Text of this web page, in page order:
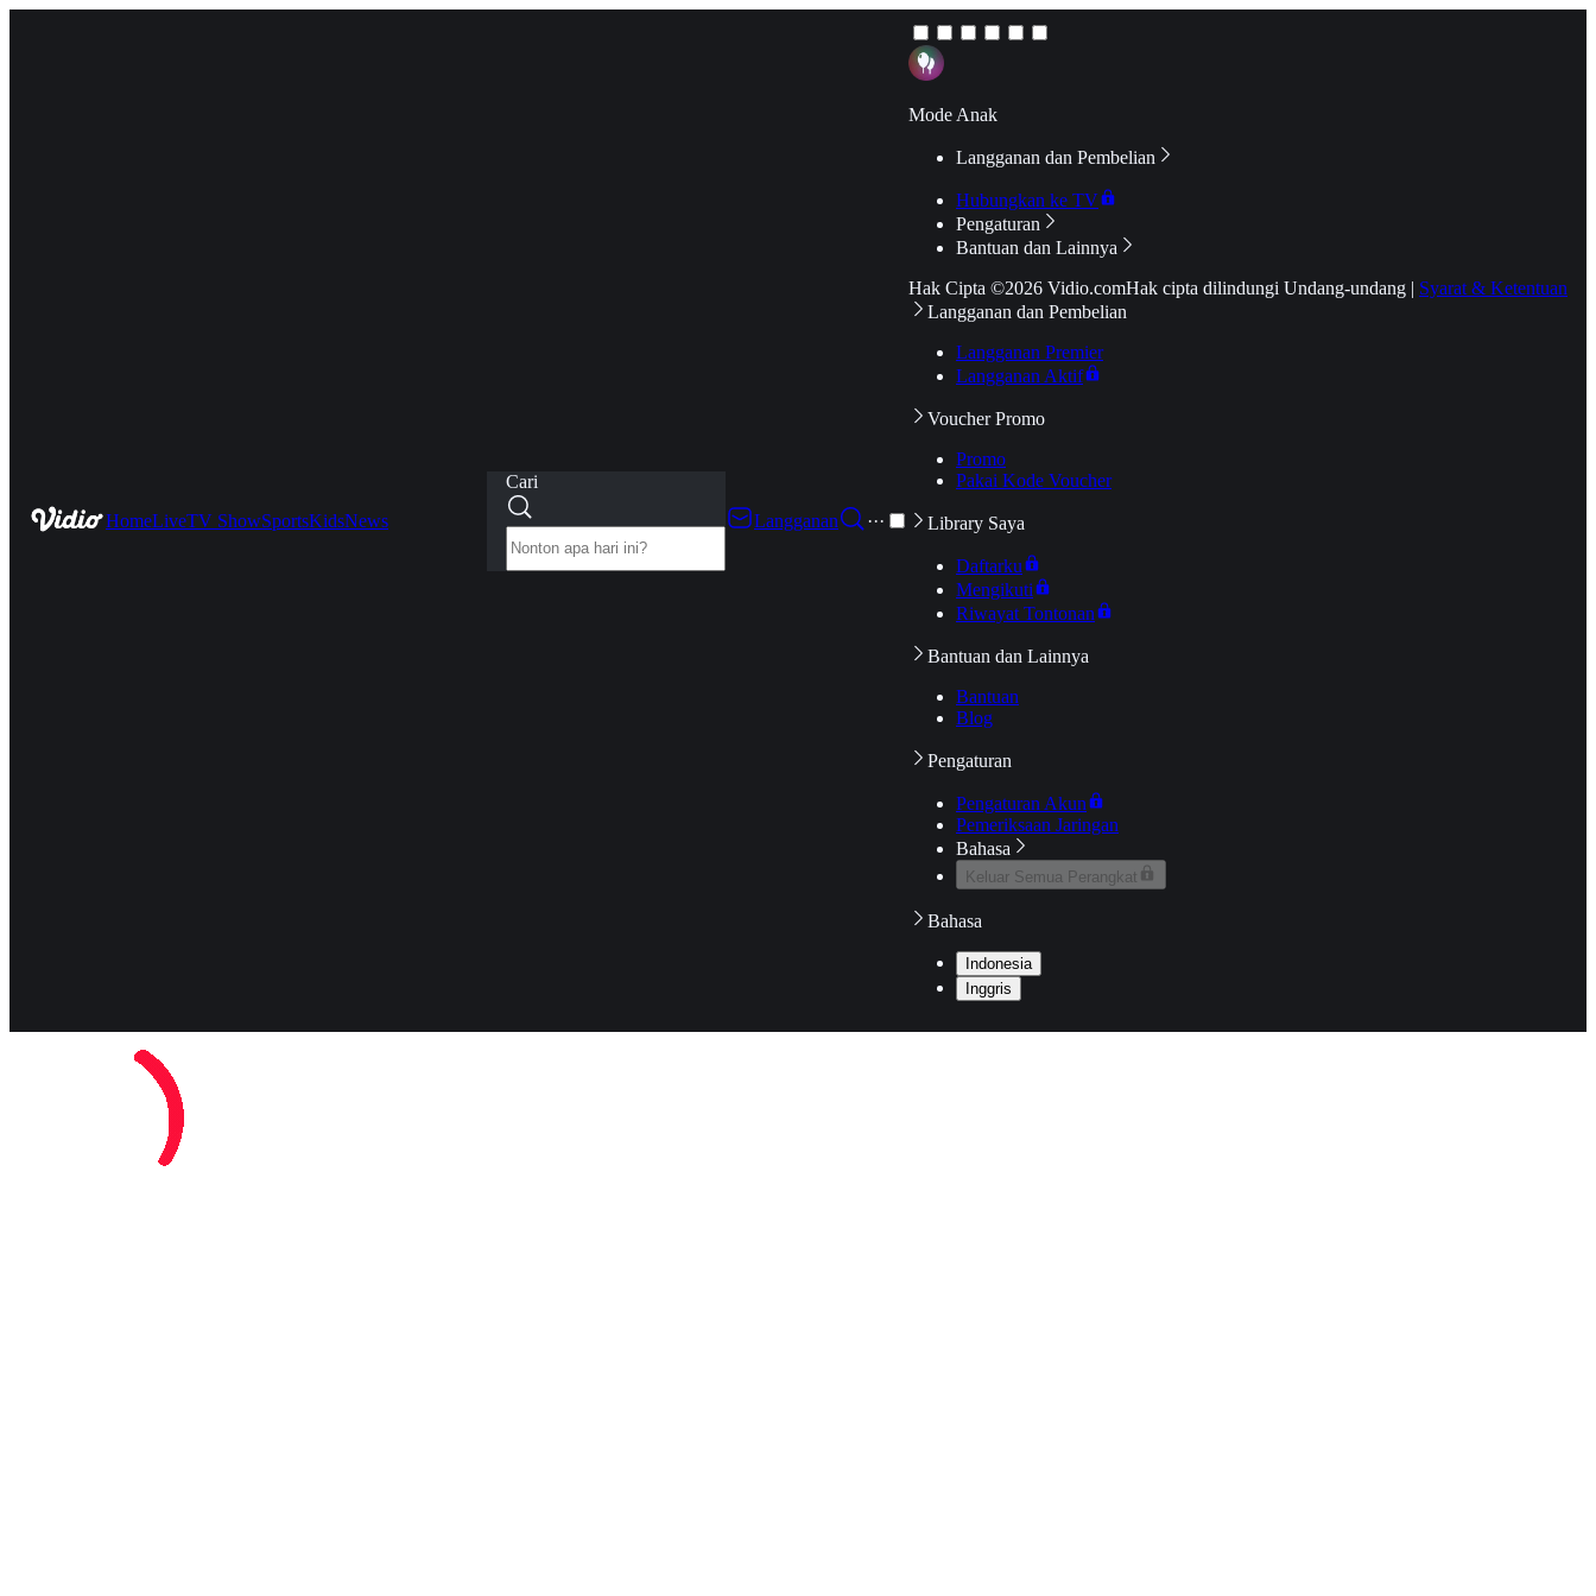
HomeLiveTV ShowSportsKidsNews
Cari
Langganan
···
Mode Anak
Langganan dan Pembelian
Hubungkan ke TV
Pengaturan
Bantuan dan Lainnya
Hak Cipta ©2026 Vidio.comHak cipta dilindungi Undang-undang | Syarat & Ketentuan
Langganan dan Pembelian
Langganan Premier
Langganan Aktif
Voucher Promo
Promo
Pakai Kode Voucher
Library Saya
Daftarku
Mengikuti
Riwayat Tontonan
Bantuan dan Lainnya
Bantuan
Blog
Pengaturan
Pengaturan Akun
Pemeriksaan Jaringan
Bahasa
Keluar Semua Perangkat
Bahasa
Indonesia
Inggris